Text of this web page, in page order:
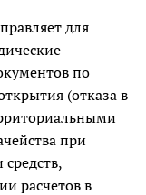
для
по
(отказа в
при
расчетов в